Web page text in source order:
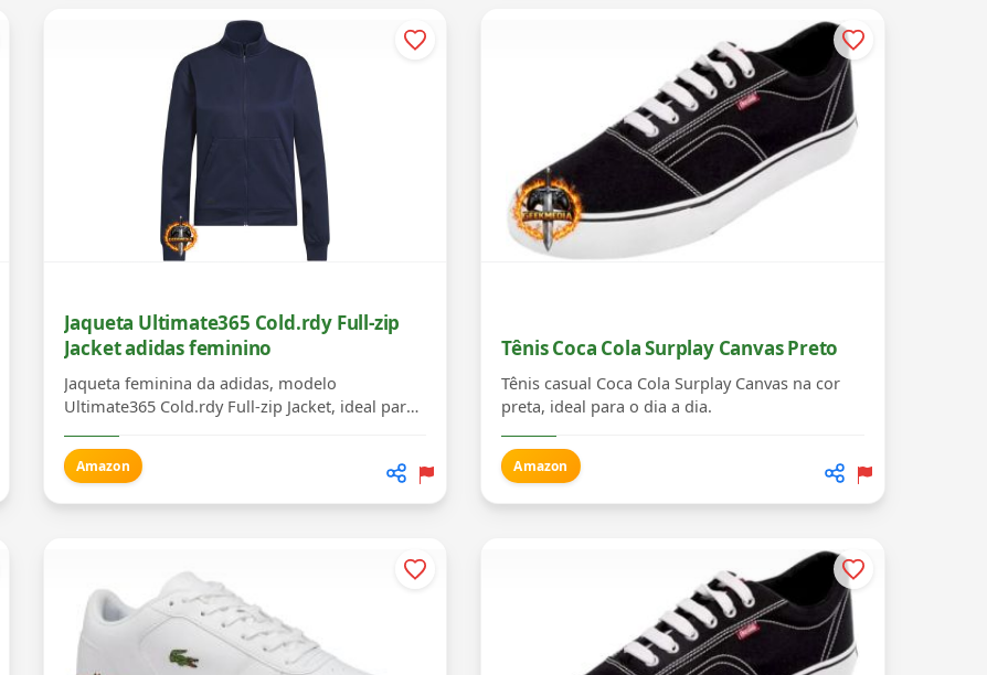
Jaqueta Ultimate365 Cold.rdy Full-zip
Jacket adidas feminino
Jaqueta feminina da adidas, modelo
Ultimate365 Cold.rdy Full-zip Jacket, ideal para
Amazon
Tênis Coca Cola Surplay Canvas Preto
Tênis casual Coca Cola Surplay Canvas na cor
preta, ideal para o dia a dia.
Amazon